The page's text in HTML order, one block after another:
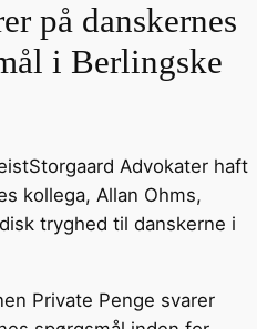
på danskernes
i Berlingske
Advokater haft
kollega, Allan Ohms,
tryghed til danskerne i
Private Penge svarer